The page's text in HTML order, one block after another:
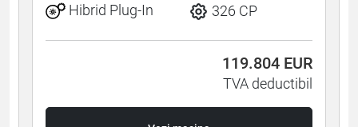
Hibrid Plug-In
326 CP
119.804 EUR
TVA deductibil